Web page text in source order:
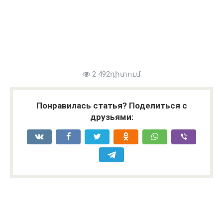
2 492դիտում
Понравилась статья? Поделиться с
друзьями: